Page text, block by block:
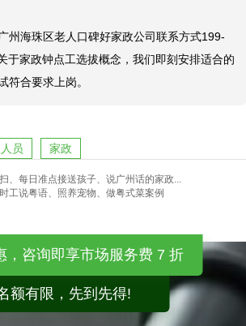
州海珠区老人口碑好家政公司联系方式199-
于家政钟点工选拔概念，我们即刻安排适合的
符合要求上岗。
员 家政
、每日准点接送孩子、说广州话的家政...
工说粤语、照养宠物、做粤式菜案例
，咨询即享市场服务费 7 折
额有限，先到先得!